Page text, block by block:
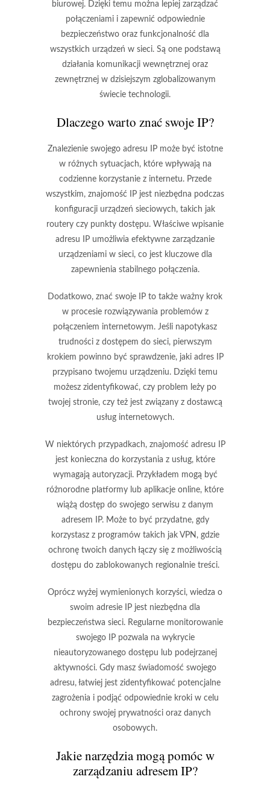
biurowej. Dzięki temu można lepiej zarządzać
połączeniami i zapewnić odpowiednie
bezpieczeństwo oraz funkcjonalność dla
wszystkich urządzeń w sieci. Są one podstawą
działania komunikacji wewnętrznej oraz
zewnętrznej w dzisiejszym zglobalizowanym
świecie technologii.
Dlaczego warto znać swoje IP?
Znalezienie swojego adresu IP może być istotne
w różnych sytuacjach, które wpływają na
codzienne korzystanie z internetu. Przede
wszystkim, znajomość IP jest niezbędna podczas
konfiguracji urządzeń sieciowych, takich jak
routery czy punkty dostępu. Właściwe wpisanie
adresu IP umożliwia efektywne zarządzanie
urządzeniami w sieci, co jest kluczowe dla
zapewnienia stabilnego połączenia.
Dodatkowo, znać swoje IP to także ważny krok
w procesie rozwiązywania problemów z
połączeniem internetowym. Jeśli napotykasz
trudności z dostępem do sieci, pierwszym
krokiem powinno być sprawdzenie, jaki adres IP
przypisano twojemu urządzeniu. Dzięki temu
możesz zidentyfikować, czy problem leży po
twojej stronie, czy też jest związany z dostawcą
usług internetowych.
W niektórych przypadkach, znajomość adresu IP
jest konieczna do korzystania z usług, które
wymagają autoryzacji. Przykładem mogą być
różnorodne platformy lub aplikacje online, które
wiążą dostęp do swojego serwisu z danym
adresem IP. Może to być przydatne, gdy
korzystasz z programów takich jak VPN, gdzie
ochronę twoich danych łączy się z możliwością
dostępu do zablokowanych regionalnie treści.
Oprócz wyżej wymienionych korzyści, wiedza o
swoim adresie IP jest niezbędna dla
bezpieczeństwa sieci. Regularne monitorowanie
swojego IP pozwala na wykrycie
nieautoryzowanego dostępu lub podejrzanej
aktywności. Gdy masz świadomość swojego
adresu, łatwiej jest zidentyfikować potencjalne
zagrożenia i podjąć odpowiednie kroki w celu
ochrony swojej prywatności oraz danych
osobowych.
Jakie narzędzia mogą pomóc w
zarządzaniu adresem IP?